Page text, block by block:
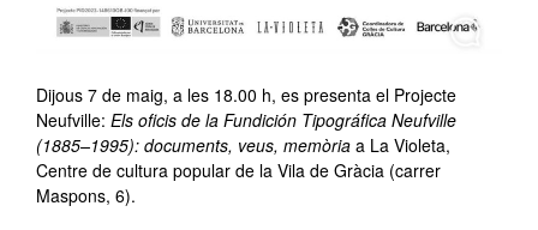
Dijous 7 de maig, a les 18.00 h, es presenta el Projecte
Neufville: Els oficis de la Fundición Tipográfica Neufville
(1885–1995): documents, veus, memòria a La Violeta,
Centre de cultura popular de la Vila de Gràcia (carrer
Maspons, 6).